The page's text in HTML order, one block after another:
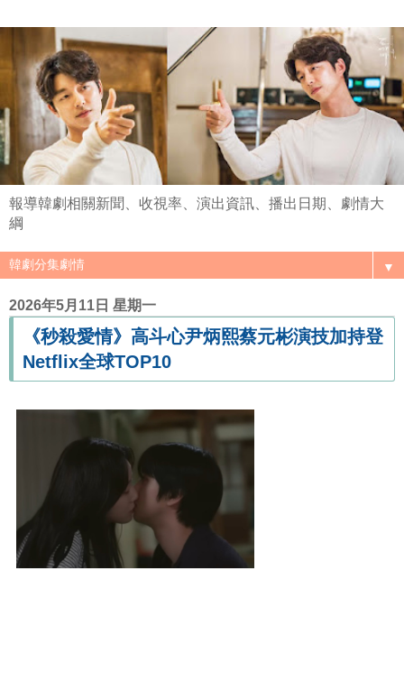
報導韓劇相關新聞、收視率、演出資訊、播出日期、劇情大
綱
▼
2026年5月11日 星期一
《秒殺愛情》高斗心尹炳熙蔡元彬演技加持登
Netflix全球TOP10